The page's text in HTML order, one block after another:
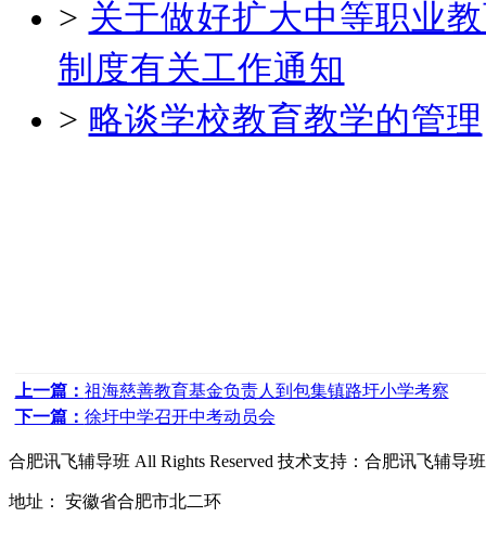
> 关于做好扩大中等职业
制度有关工作通知
> 略谈学校教育教学的管理
上一篇： 祖海慈善教育基金负责人到包集镇路圩小学考察
下一篇： 徐圩中学召开中考动员会
合肥讯飞辅导班 All Rights Reserved 技术支持： 合肥讯飞辅导班
地址： 安徽省合肥市北二环